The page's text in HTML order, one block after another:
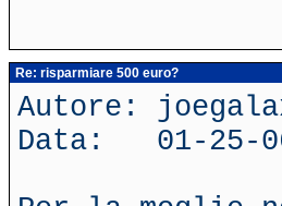
Re: risparmiare 500 euro?
Autore:
Data: 01-25-